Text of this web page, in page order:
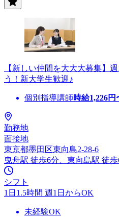
【新しい仲間を大大大募集】
う！新大学生歓迎♪
個別指導講師時給1,226円
勤務地
面接地
東京都墨田区東向島2-28-6
曳舟駅 徒歩6分、東向島駅 徒
シフト
1日1.5時間 週1日からOK
未経験OK